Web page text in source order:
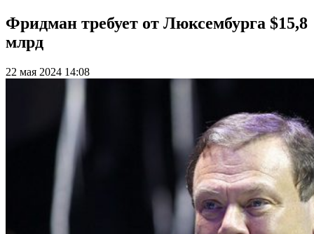
Фридман требует от Люксембурга $15,8
млрд
22 мая 2024 14:08